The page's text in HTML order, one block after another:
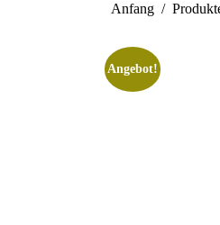
Anfang
Angebot!